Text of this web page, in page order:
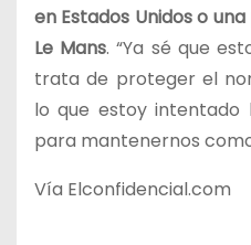
en Estados Unidos o
Le Mans. “Ya sé que
trata de proteger el
lo que estoy intentado
para mantenernos
Vía Elconfidencial.com